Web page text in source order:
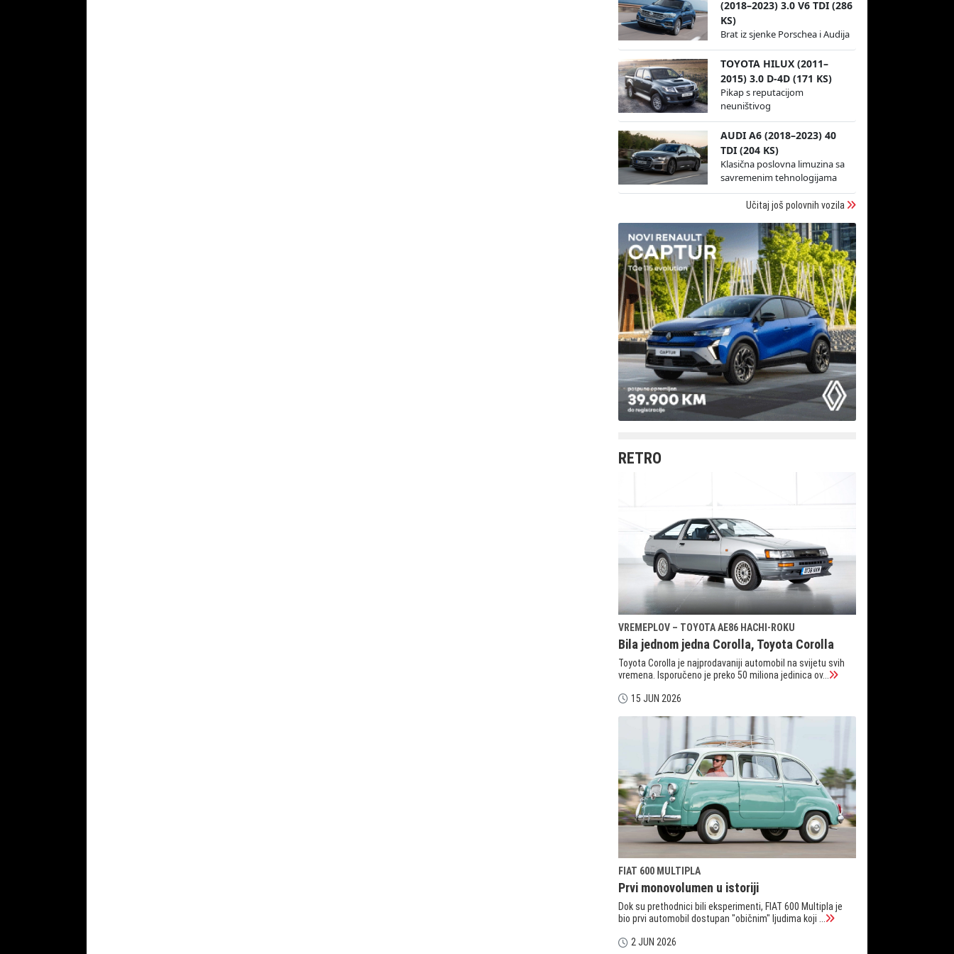
(2018–2023) 3.0 V6 TDI (286
KS)
Brat iz sjenke Porschea i Audija
TOYOTA HILUX (2011–
2015) 3.0 D-4D (171 KS)
Pikap s reputacijom
neuništivog
AUDI A6 (2018–2023) 40
TDI (204 KS)
Klasična poslovna limuzina sa
savremenim tehnologijama
Učitaj još polovnih vozila
RETRO
VREMEPLOV – TOYOTA AE86 HACHI-ROKU
Bila jednom jedna Corolla, Toyota Corolla
Toyota Corolla je najprodavaniji automobil na svijetu svih
vremena. Isporučeno je preko 50 miliona jedinica ov...
15 JUN 2026
FIAT 600 MULTIPLA
Prvi monovolumen u istoriji
Dok su prethodnici bili eksperimenti, FIAT 600 Multipla je
bio prvi automobil dostupan "običnim" ljudima koji ...
2 JUN 2026